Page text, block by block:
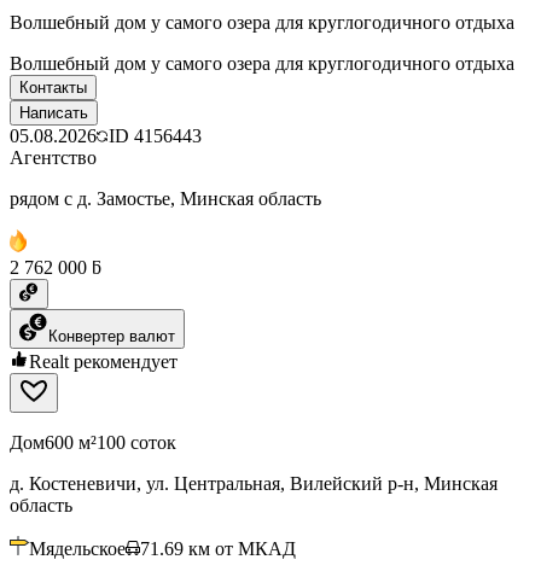
Волшебный дом у самого озера для круглогодичного отдыха
Волшебный дом у самого озера для круглогодичного отдыха
Контакты
Написать
05.08.2026 ID 4156443
Агентство
рядом с д. Замостье, Минская область
2 762 000 ƃ
Конвертер валют
Realt рекомендует
Дом600 м²100 соток
д. Костеневичи, ул. Центральная, Вилейский р-н, Минская
область
Мядельское 71.69 км от МКАД